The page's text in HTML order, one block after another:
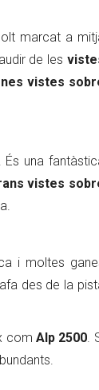
marcat a
de les
vistes
És una
vistes
i moltes
des de la
comAlp 2500.